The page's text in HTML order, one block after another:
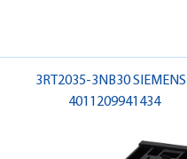
3RT2035-3NB30 SIEMENS |
4011209941434